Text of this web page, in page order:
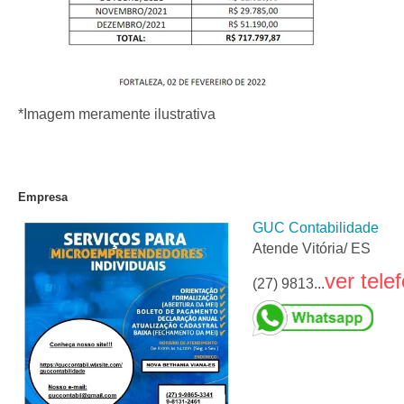
*Imagem meramente ilustrativa
Empresa
GUC Contabilidade
Atende Vitória/ ES
(27) 9813...ver